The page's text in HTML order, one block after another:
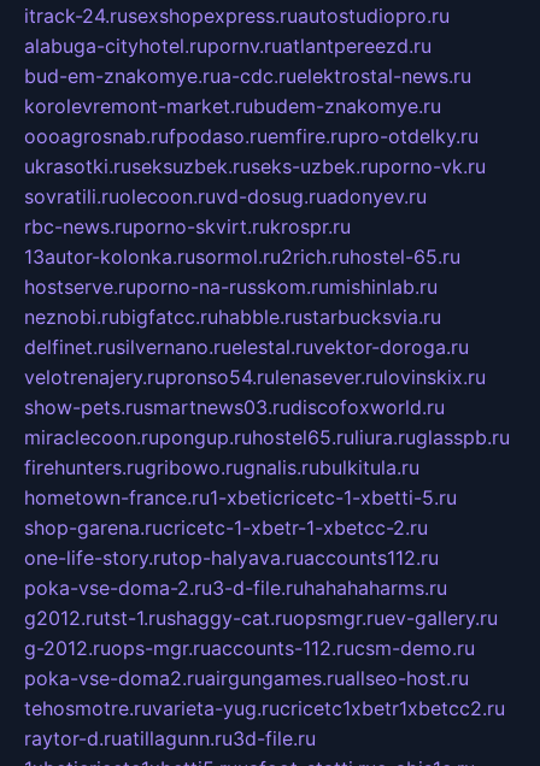
itrack-24.rusexshopexpress.ruautostudiopro.ru
alabuga-cityhotel.rupornv.ruatlantpereezd.ru
bud-em-znakomye.rua-cdc.ruelektrostal-news.ru
korolevremont-market.rubudem-znakomye.ru
oooagrosnab.rufpodaso.ruemfire.rupro-otdelky.ru
ukrasotki.ruseksuzbek.ruseks-uzbek.ruporno-vk.ru
sovratili.ruolecoon.ruvd-dosug.ruadonyev.ru
rbc-news.ruporno-skvirt.rukrospr.ru
13autor-kolonka.rusormol.ru2rich.ruhostel-65.ru
hostserve.ruporno-na-russkom.rumishinlab.ru
neznobi.rubigfatcc.ruhabble.rustarbucksvia.ru
delfinet.rusilvernano.ruelestal.ruvektor-doroga.ru
velotrenajery.rupronso54.rulenasever.rulovinskix.ru
show-pets.rusmartnews03.rudiscofoxworld.ru
miraclecoon.rupongup.ruhostel65.ruliura.ruglasspb.ru
firehunters.rugribowo.rugnalis.rubulkitula.ru
hometown-france.ru1-xbeticricetc-1-xbetti-5.ru
shop-garena.rucricetc-1-xbetr-1-xbetcc-2.ru
one-life-story.rutop-halyava.ruaccounts112.ru
poka-vse-doma-2.ru3-d-file.ruhahahaharms.ru
g2012.rutst-1.rushaggy-cat.ruopsmgr.ruev-gallery.ru
g-2012.ruops-mgr.ruaccounts-112.rucsm-demo.ru
poka-vse-doma2.ruairgungames.ruallseo-host.ru
tehosmotre.ruvarieta-yug.rucricetc1xbetr1xbetcc2.ru
raytor-d.ruatillagunn.ru3d-file.ru